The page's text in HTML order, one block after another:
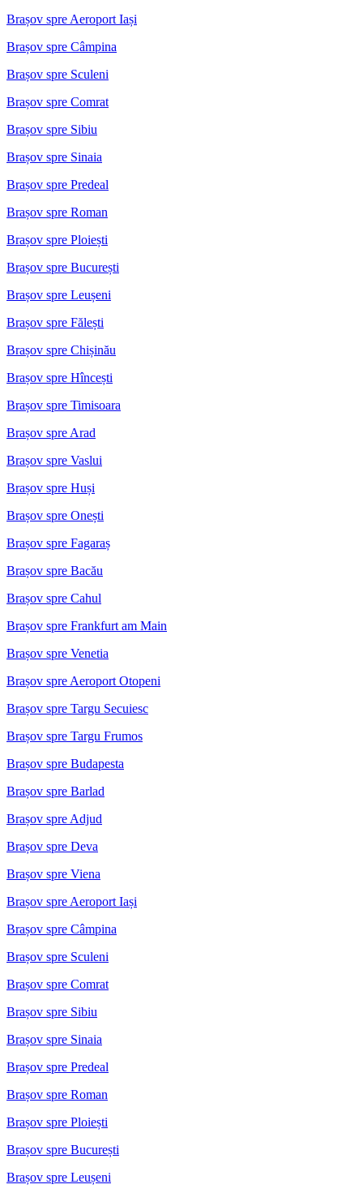
Brașov spre Aeroport Iași
Brașov spre Câmpina
Brașov spre Sculeni
Brașov spre Comrat
Brașov spre Sibiu
Brașov spre Sinaia
Brașov spre Predeal
Brașov spre Roman
Brașov spre Ploiești
Brașov spre București
Brașov spre Leușeni
Brașov spre Fălești
Brașov spre Chișinău
Brașov spre Hîncești
Brașov spre Timisoara
Brașov spre Arad
Brașov spre Vaslui
Brașov spre Huși
Brașov spre Onești
Brașov spre Fagaraș
Brașov spre Bacău
Brașov spre Cahul
Brașov spre Frankfurt am Main
Brașov spre Venetia
Brașov spre Aeroport Otopeni
Brașov spre Targu Secuiesc
Brașov spre Targu Frumos
Brașov spre Budapesta
Brașov spre Barlad
Brașov spre Adjud
Brașov spre Deva
Brașov spre Viena
Brașov spre Aeroport Iași
Brașov spre Câmpina
Brașov spre Sculeni
Brașov spre Comrat
Brașov spre Sibiu
Brașov spre Sinaia
Brașov spre Predeal
Brașov spre Roman
Brașov spre Ploiești
Brașov spre București
Brașov spre Leușeni